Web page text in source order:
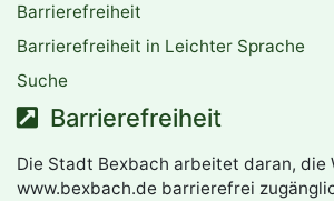
Barrierefreiheit
Barrierefreiheit in Leichter Sprache
Suche
Barrierefreiheit
Die Stadt Bexbach arbeitet daran, die
www.bexbach.de barrierefrei